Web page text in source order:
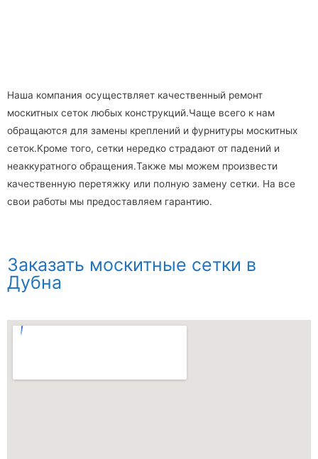
Наша компания осуществляет качественный ремонт
москитных сеток любых конструкций.Чаще всего к нам
обращаются для замены креплений и фурнитуры москитных
сеток.Кроме того, сетки нередко страдают от падений и
неаккуратного обращения.Также мы можем произвести
качественную перетяжку или полную замену сетки. На все
свои работы мы предоставляем гарантию.
Заказать москитные сетки в
Дубна